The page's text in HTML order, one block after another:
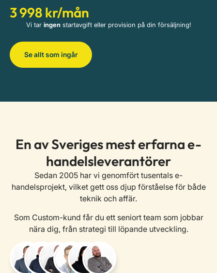
3 998 kr/mån
Vi tar ingenstartavgift eller provision på din försäljning!
Se allt som ingår
En av Sveriges mest erfarna e-
handelsleverantörer
Sedan 2005 har vi genomfört tusentals e-
handelsprojekt, vilket gett oss djup förståelse för både
teknik och affär.
Som Custom-kund får du ett seniort team som jobbar
nära dig, från strategi till löpande utveckling.